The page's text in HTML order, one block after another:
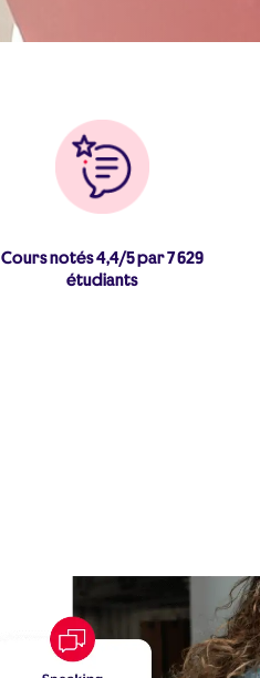
Cours notés 4,4/5 par 7 629
étudiants